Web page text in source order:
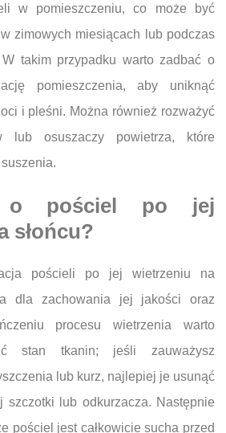
w pomieszczeniu, co może być
zimowych miesiącach lub podczas
takim przypadku warto zadbać o
pomieszczenia, aby uniknąć
i pleśni. Można również rozważyć
lub osuszaczy powietrza, które
o pościel po jej
słońcu?
pościeli po jej wietrzeniu na
dla zachowania jej jakości oraz
procesu wietrzenia warto
stan tkanin; jeśli zauważysz
lub kurz, najlepiej je usunąć
szczotki lub odkurzacza. Następnie
pościel jest całkowicie sucha przed